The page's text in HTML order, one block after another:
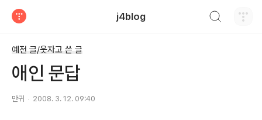
j4blog
예전 글/웃자고 쓴 글
애인 문답
만귀 2008. 3. 12. 09:40